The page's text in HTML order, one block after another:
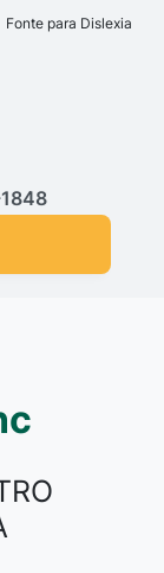
links
Fonte para Dislexia